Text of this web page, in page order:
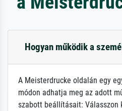
Hogyan működik a
A Meisterdrucke oldalán egy
módon adhatja meg az adott
szabott beállításait: Válasszon